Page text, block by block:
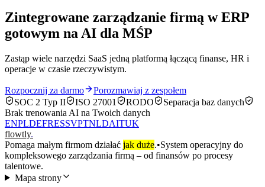
Zintegrowane zarządzanie firmą w ERP
gotowym na AI dla MŚP
Zastąp wiele narzędzi SaaS jedną platformą łączącą finanse, HR i
operacje w czasie rzeczywistym.
Rozpocznij za darmo
Porozmawiaj z zespołem
SOC 2 Typ II
ISO 27001 RODO
Separacja baz danych
Brak trenowania AI na Twoich danych
ENPLDEFRESSVPTNLDAITUK
flowtly.
Pomaga małym firmom działać jak duże.•System operacyjny do
kompleksowego zarządzania firmą – od finansów po procesy
talentowe.
Mapa strony